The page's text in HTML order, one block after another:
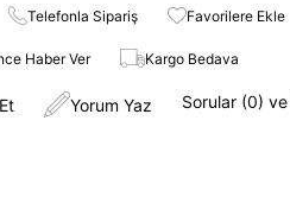
Telefonla Sipariş Favorilere Ekle
Haber Ver Kargo Bedava
Yorum Yaz Sorular (0)